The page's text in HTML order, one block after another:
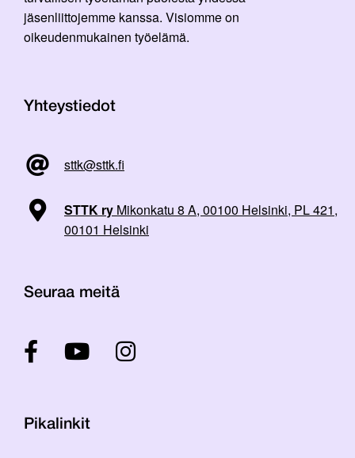
jäsenliittojemme kanssa. Visiomme on
oikeudenmukainen työelämä.
Yhteystiedot
sttk@sttk.fi
STTK ry Mikonkatu 8 A, 00100 Helsinki, PL 421,
00101 Helsinki
Seuraa meitä
Pikalinkit